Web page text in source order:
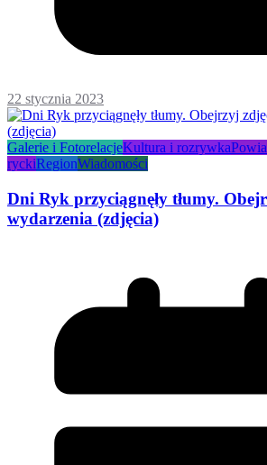
22 stycznia 2023
Galerie i FotorelacjeKultura i rozrywka
ryckiRegionWiadomości
Dni Ryk przyciągnęły tłumy.
wydarzenia (zdjęcia)